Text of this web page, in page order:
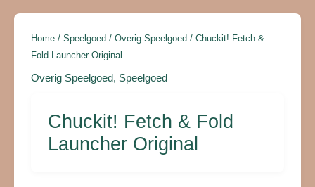
Home / Speelgoed / Overig Speelgoed / Chuckit! Fetch &
Fold Launcher Original
Overig Speelgoed, Speelgoed
Chuckit! Fetch & Fold
Launcher Original